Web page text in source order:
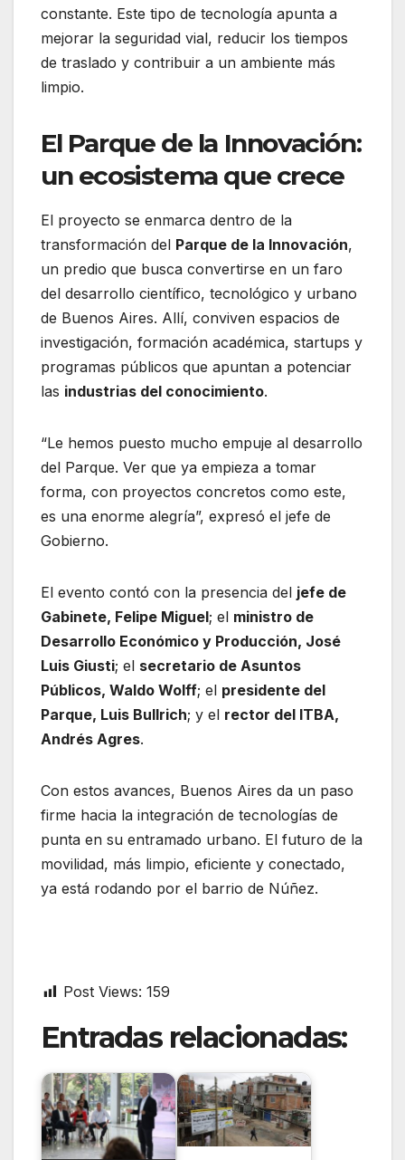
constante. Este tipo de tecnología apunta a
mejorar la seguridad vial, reducir los tiempos
de traslado y contribuir a un ambiente más
limpio.
El Parque de la Innovación:
un ecosistema que crece
El proyecto se enmarca dentro de la
transformación del Parque de la Innovación,
un predio que busca convertirse en un faro
del desarrollo científico, tecnológico y urbano
de Buenos Aires. Allí, conviven espacios de
investigación, formación académica, startups y
programas públicos que apuntan a potenciar
las industrias del conocimiento.
“Le hemos puesto mucho empuje al desarrollo
del Parque. Ver que ya empieza a tomar
forma, con proyectos concretos como este,
es una enorme alegría”, expresó el jefe de
Gobierno.
El evento contó con la presencia del jefe de
Gabinete, Felipe Miguel; el ministro de
Desarrollo Económico y Producción, José
Luis Giusti; el secretario de Asuntos
Públicos, Waldo Wolff; el presidente del
Parque, Luis Bullrich; y el rector del ITBA,
Andrés Agres.
Con estos avances, Buenos Aires da un paso
firme hacia la integración de tecnologías de
punta en su entramado urbano. El futuro de la
movilidad, más limpio, eficiente y conectado,
ya está rodando por el barrio de Núñez.
Post Views: 159
Entradas relacionadas: